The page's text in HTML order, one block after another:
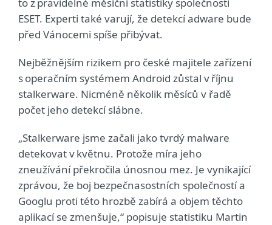
ESET. Experti také varují, že detekcí adware bude
před Vánocemi spíše přibývat.
Nejběžnějším rizikem pro české majitele zařízení
s operačním systémem Android zůstal v říjnu
stalkerware. Nicméně několik měsíců v řadě
počet jeho detekcí slábne.
„Stalkerware jsme začali jako tvrdý malware
detekovat v květnu. Protože míra jeho
zneužívání překročila únosnou mez. Je vynikající
zprávou, že boj bezpečnasostních společností a
Googlu proti této hrozbě zabírá a objem těchto
aplikací se zmenšuje,“ popisuje statistiku Martin